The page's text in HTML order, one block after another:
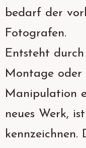
bedarf der
Fotografen.
Entsteht
Montage oder
Manipulation
neues Werk,
kennzeichnen.